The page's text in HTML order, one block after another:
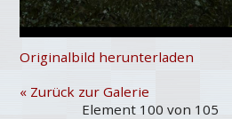
Originalbild herunterladen
« Zurück zur Galerie
Element 100 von 105